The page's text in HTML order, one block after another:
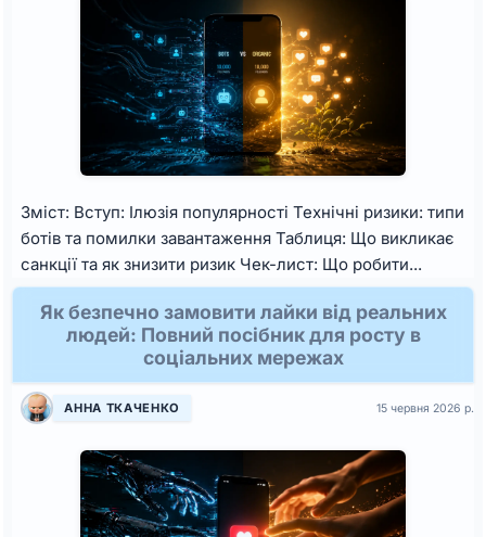
Зміст: Вступ: Ілюзія популярності Технічні ризики: типи
ботів та помилки завантаження Таблиця: Що викликає
санкції та як знизити ризик Чек-лист: Що робити...
Як безпечно замовити лайки від реальних
людей: Повний посібник для росту в
соціальних мережах
АННА ТКАЧЕНКО 15 червня 2026 р.